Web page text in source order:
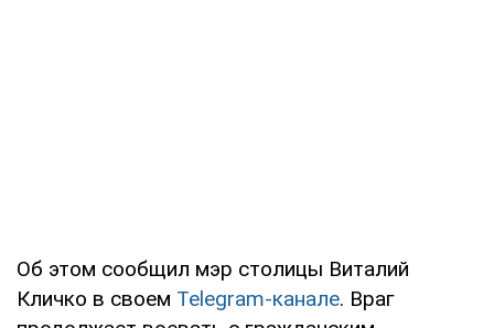
Об этом сообщил мэр столицы Виталий
Кличко в своем Telegram-канале. Враг